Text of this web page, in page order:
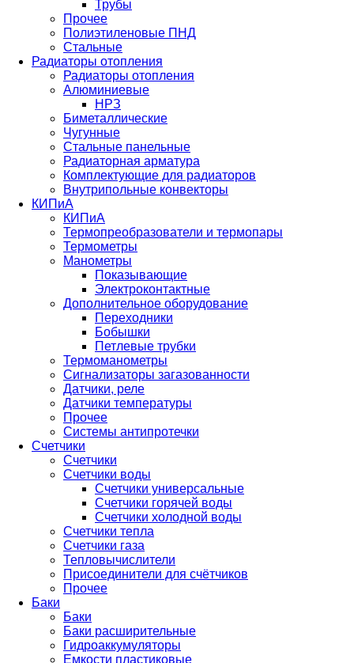
Трубы
Прочее
Полиэтиленовые ПНД
Стальные
Радиаторы отопления
Радиаторы отопления
Алюминиевые
НРЗ
Биметаллические
Чугунные
Стальные панельные
Радиаторная арматура
Комплектующие для радиаторов
Внутрипольные конвекторы
КИПиА
КИПиА
Термопреобразователи и термопары
Термометры
Манометры
Показывающие
Электроконтактные
Дополнительное оборудование
Переходники
Бобышки
Петлевые трубки
Термоманометры
Сигнализаторы загазованности
Датчики, реле
Датчики температуры
Прочее
Системы антипротечки
Счетчики
Счетчики
Счетчики воды
Счетчики универсальные
Счетчики горячей воды
Счетчики холодной воды
Счетчики тепла
Счетчики газа
Тепловычислители
Присоединители для счётчиков
Прочее
Баки
Баки
Баки расширительные
Гидроаккумуляторы
Емкости пластиковые